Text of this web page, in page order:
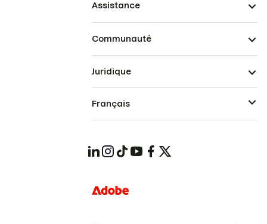
Assistance
Communauté
Juridique
Français